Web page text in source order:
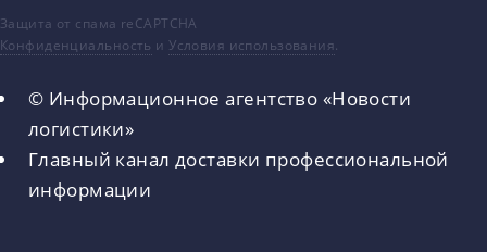
Защита от спама reCAPTCHA
Конфиденциальность иУсловия использования.
© Информационное агентство «Новости
логистики»
Главный канал доставки профессиональной
информации